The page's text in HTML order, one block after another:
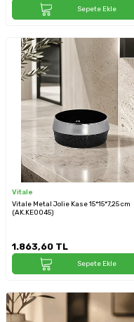
Sepete Ekle
Vitale
Vitale Metal Jolie Kase 15*15*7,25 cm
(AK.KE0045)
1.863,60 TL
Sepete Ekle